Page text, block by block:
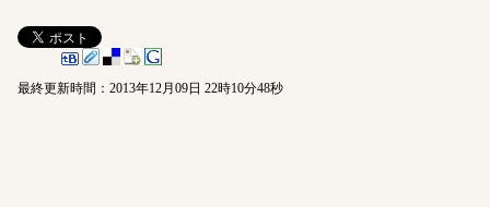
最終更新時間：2013年12月09日 22時10分48秒